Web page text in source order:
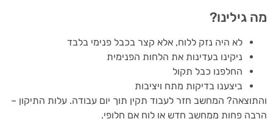
גילינו?
לא היה נזק ללוח, אלא קצר בכבל פנימי בלבד
ניקינו בעדינות את הלחות הפנימית
החלפנו כבל תקול
ביצענו בדיקות מתח ויציבות
המחשב חזר לעבוד תקין תוך יום עבודה. עלות התיקון –
פחות ממחשב חדש או לוח אם חלופי.